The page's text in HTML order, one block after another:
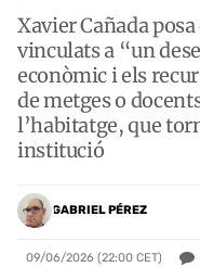
Xavier Cañada
vinculats a “un
econòmic i els
de metges o
l’habitatge, que
institució
GABRIEL PÉREZ
09/06/2026 (22:00 CET)